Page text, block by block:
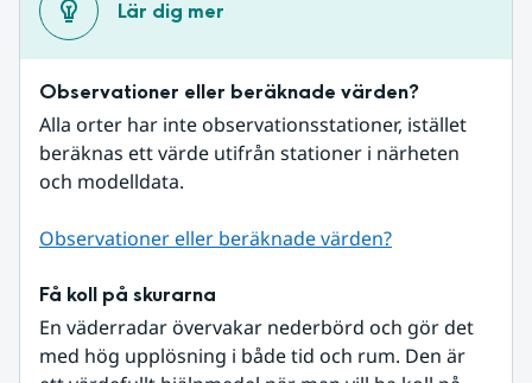
Lär dig mer
Observationer eller beräknade värden?
Alla orter har inte observationsstationer, istället
beräknas ett värde utifrån stationer i närheten
och modelldata.
Observationer eller beräknade värden?
Få koll på skurarna
En väderradar övervakar nederbörd och gör det
med hög upplösning i både tid och rum. Den är